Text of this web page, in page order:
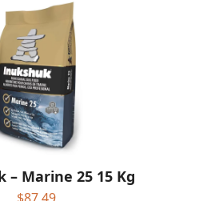
– Marine 25 15 Kg
$87.49